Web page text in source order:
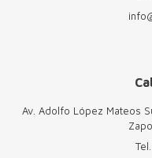
Av. Adolfo López Mateos
Tel.